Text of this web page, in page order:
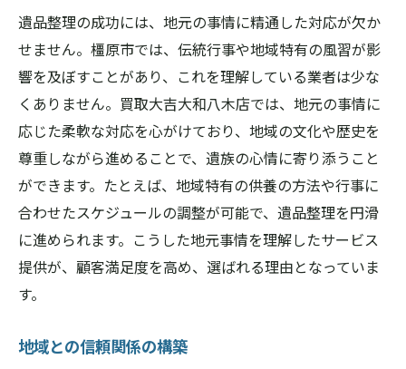
遺品整理の成功には、地元の事情に精通した対応が欠か
せません。橿原市では、伝統行事や地域特有の風習が影
響を及ぼすことがあり、これを理解している業者は少な
くありません。買取大吉大和八木店では、地元の事情に
応じた柔軟な対応を心がけており、地域の文化や歴史を
尊重しながら進めることで、遺族の心情に寄り添うこと
ができます。たとえば、地域特有の供養の方法や行事に
合わせたスケジュールの調整が可能で、遺品整理を円滑
に進められます。こうした地元事情を理解したサービス
提供が、顧客満足度を高め、選ばれる理由となっていま
す。
地域との信頼関係の構築